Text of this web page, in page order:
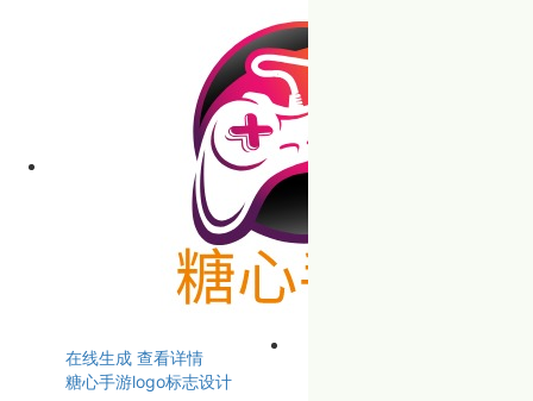
在线生成 查看详情
糖心手游logo标志设计